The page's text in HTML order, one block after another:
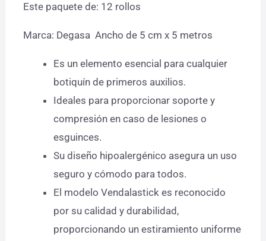
Este paquete de: 12 rollos
Marca: Degasa Ancho de 5 cm x 5 metros
Es un elemento esencial para cualquier
botiquín de primeros auxilios.
Ideales para proporcionar soporte y
compresión en caso de lesiones o
esguinces.
Su diseño hipoalergénico asegura un uso
seguro y cómodo para todos.
El modelo Vendalastick es reconocido
por su calidad y durabilidad,
proporcionando un estiramiento uniforme